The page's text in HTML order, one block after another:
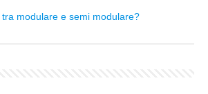
tra modulare e semi modulare?